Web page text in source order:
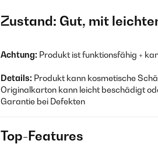
Zustand: Gut, mit
Achtung: Produkt ist funktionsfähig +
Details: Produkt kann kosmetische
Originalkarton kann leicht beschädigt
Garantie bei Defekten
Top-Features